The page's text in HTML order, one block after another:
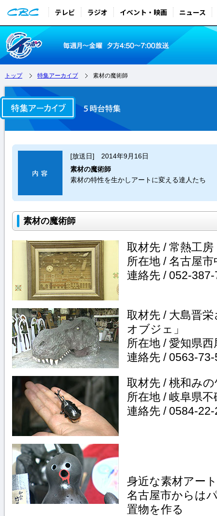
テレビ ラジオ イベント・映画 ニュース
トップ 特集アーカイブ 素材の魔術師
[放送日] 2014年9月16日
素材の魔術師
素材の特性を生かしアートに変える達人たち
素材の魔術師
取材先 / 常熱工
所在地 / 名古屋
連絡先 / 052-
取材先 / 大島晋
オブジェ」
所在地 / 愛知県
連絡先 / 0563-
取材先 / 桃和み
所在地 / 岐阜県
連絡先 / 0584-
身近な素材アー
名古屋市からは
置物を作る